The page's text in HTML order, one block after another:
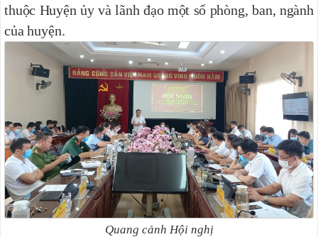
thuộc Huyện ủy và lãnh đạo một số phòng, ban, ngành
của huyện.
Quang cảnh Hội nghị